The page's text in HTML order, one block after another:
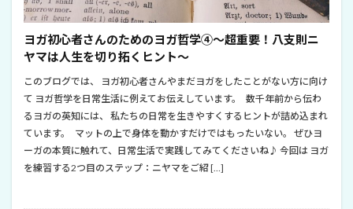
ヨガ初心者さんのためのヨガ哲学④～超重要！八支則ニ
ヤマは人生を切り拓くヒント～
このブログでは、 ヨガ初心者さんやまだヨガをしたことがない方に向け
て ヨガ哲学を日常生活に例えてお伝えしています。 数千年前から伝わ
るヨガの英知には、 私たちの日常を生きやすくするヒントが詰め込まれ
ています。 マットの上で身体を動かすだけではもったいない。 ぜひヨ
ーガの本質に触れて、日常生活で実践してみてくださいね♪ 今回は ヨガ
を練習する2つ目のステップ：ニヤマをご紹 […]